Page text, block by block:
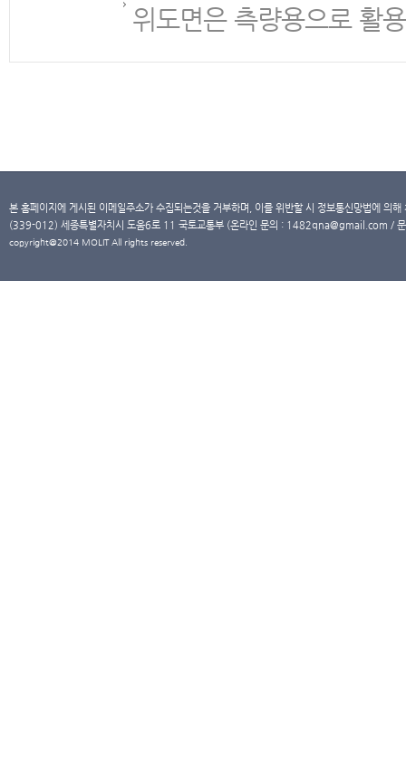
위도면은 측량용으로 활
본 홈페이지에 게시된 이메일주소가 수집되는것을 거부하며, 이를 위반할 시 정보통신망법에 의
(339-012) 세종특별자치시 도움6로 11 국토교통부 (온라인 문의 : 1482qna@gmail.com /
copyright@2014 MOLIT All rights reserved.